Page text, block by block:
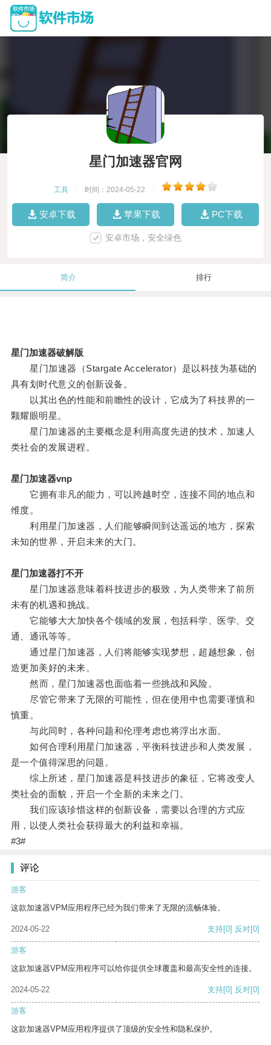
星门加速器官网
工具 时间：2024-05-22
安卓下载 苹果下载 PC下载
安卓市场，安全绿色
简介 排行
星门加速器破解版
星门加速器（Stargate Accelerator）是以科技为基础的
具有划时代意义的创新设备。
以其出色的性能和前瞻性的设计，它成为了科技界的一
颗耀眼明星。
星门加速器的主要概念是利用高度先进的技术，加速人
类社会的发展进程。
星门加速器vnp
它拥有非凡的能力，可以跨越时空，连接不同的地点和
维度。
利用星门加速器，人们能够瞬间到达遥远的地方，探索
未知的世界，开启未来的大门。
星门加速器打不开
星门加速器意味着科技进步的极致，为人类带来了前所
未有的机遇和挑战。
它能够大大加快各个领域的发展，包括科学、医学、交
通、通讯等等。
通过星门加速器，人们将能够实现梦想，超越想象，创
造更加美好的未来。
然而，星门加速器也面临着一些挑战和风险。
尽管它带来了无限的可能性，但在使用中也需要谨慎和
慎重。
与此同时，各种问题和伦理考虑也将浮出水面。
如何合理利用星门加速器，平衡科技进步和人类发展，
是一个值得深思的问题。
综上所述，星门加速器是科技进步的象征，它将改变人
类社会的面貌，开启一个全新的未来之门。
我们应该珍惜这样的创新设备，需要以合理的方式应
用，以使人类社会获得最大的利益和幸福。
#3#
评论
游客
这款加速器VPM应用程序已经为我们带来了无限的流畅体验。
2024-05-22 支持[0] 反对[0]
游客
这款加速器VPM应用程序可以给你提供全球覆盖和最高安全性的连接。
2024-05-22 支持[0] 反对[0]
游客
这款加速器VPM应用程序提供了顶级的安全性和隐私保护。